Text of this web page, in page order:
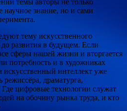
научное знание, но и сами
тему искусственного
развития в будущем. Если
сферы нашей жизни и вторгается
потребность и в художниках
интеллект уже
режиссёра, драматурга,
Где цифровые технологии служат
на обочину рынка труда, и кто